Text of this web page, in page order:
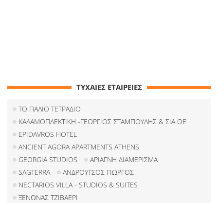
ΤΥΧΑΙΕΣ ΕΤΑΙΡΕΙΕΣ
ΤΟ ΠΑΛΙΟ ΤΕΤΡΑΔΙΟ
ΚΑΛΑΜΟΠΛΕΚΤΙΚΗ -ΓΕΩΡΓΙΟΣ ΣΤΑΜΠΟΥΛΗΣ & ΣΙΑ ΟΕ
EPIDAVROS HOTEL
ANCIENT AGORA APARTMENTS ATHENS
GEORGIA STUDIOS
ΑΡΙΑΓΝΗ ΔΙΑΜΕΡΙΣΜΑ
SAGTERRA
ΑΝΔΡΟΥΤΣΟΣ ΓΙΩΡΓΟΣ
NECTARIOS VILLA - STUDIOS & SUITES
ΞΕΝΩΝΑΣ ΤΖΙΒΑΕΡΙ